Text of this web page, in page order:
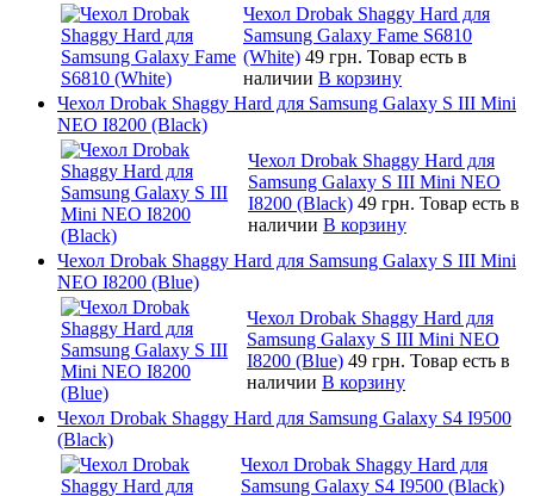
Чехол Drobak Shaggy Hard для
Samsung Galaxy Fame S6810
(White) 49 грн. Товар есть в
наличии В корзину
Чехол Drobak Shaggy Hard для Samsung Galaxy S III Mini
NEO I8200 (Black)
Чехол Drobak Shaggy Hard для
Samsung Galaxy S III Mini NEO
I8200 (Black) 49 грн. Товар есть в
наличии В корзину
Чехол Drobak Shaggy Hard для Samsung Galaxy S III Mini
NEO I8200 (Blue)
Чехол Drobak Shaggy Hard для
Samsung Galaxy S III Mini NEO
I8200 (Blue) 49 грн. Товар есть в
наличии В корзину
Чехол Drobak Shaggy Hard для Samsung Galaxy S4 I9500
(Black)
Чехол Drobak Shaggy Hard для
Samsung Galaxy S4 I9500 (Black)